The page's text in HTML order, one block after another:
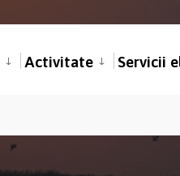
Activitate Servicii